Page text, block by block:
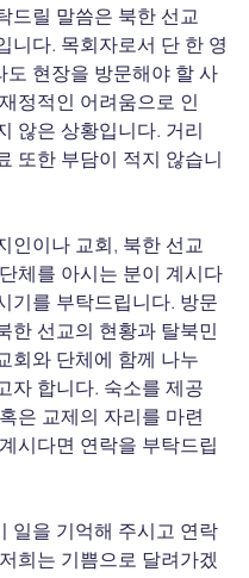
드릴 말씀은 북한 선교
니다. 목회자로서 단 한 영
현장을 방문해야 할 사
정적인 어려움으로 인
않은 상황입니다. 거리
또한 부담이 적지 않습니
인이나 교회, 북한 선교
체를 아시는 분이 계시다
기를 부탁드립니다. 방문
한 선교의 현황과 탈북민
회와 단체에 함께 나누
자 합니다. 숙소를 제공
은 교제의 자리를 마련
시다면 연락을 부탁드립
일을 기억해 주시고 연락
희는 기쁨으로 달려가겠